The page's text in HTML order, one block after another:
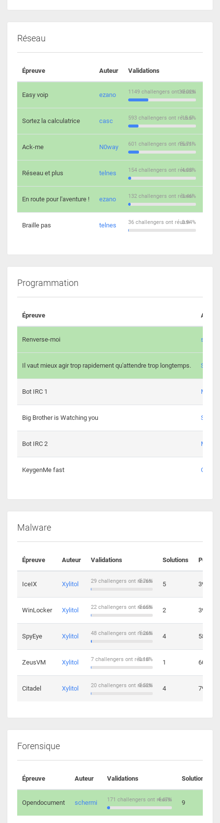
Réseau
Épreuve Auteur Validations
Easy voip ezano 30.02%
1149 challengers ont réussi
Sortez la calculatrice casc 15.5%
593 challengers ont réussi
Ack-me N0way 15.71%
601 challengers ont réussi
Réseau et plus telnes 4.03%
154 challengers ont réussi
En route pour l'aventure ! ezano 3.46%
132 challengers ont réussi
Braille pas telnes 0.94%
36 challengers ont réussi
Programmation
Épreuve Auteur
Renverse-moi s3th
Il vaut mieux agir trop rapidement qu'attendre trop longtemps. Spl3en
Bot IRC 1
Big Brother is Watching you
Bot IRC 2
KeygenMe fast Ge0
Malware
Épreuve Auteur Validations Solutions Points
IceIX Xylitol 0.76%
29 challengers ont réussi 5 39
WinLocker Xylitol 0.65%
22 challengers ont réussi 2 39
SpyEye Xylitol 1.26%
48 challengers ont réussi 4 58
ZeusVM Xylitol 0.18%
7 challengers ont réussi 1 60
Citadel Xylitol 0.52%
20 challengers ont réussi 4 79
Forensique
Épreuve Auteur Validations Solutions
Opendocument schermi 4.47%
171 challengers ont réussi 9